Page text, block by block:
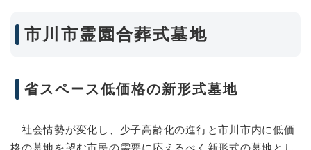
市川市霊園合葬式墓地
省スペース低価格の新形式墓地
社会情勢が変化し、少子高齢化の進行と市川市内に低価
格の墓地を望む市民の需要に応えるべく新形式の墓地とし